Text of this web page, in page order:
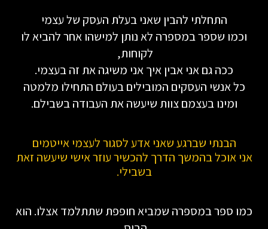
התחלתי להבין שאני בעלת העסק של עצמי
וכמו שספר במספרה לא נותן למישהו אחר להביא לו
לקוחות,
ככה גם אני אבין איך אני משיגה את זה בעצמי.
כל אנשי העסקים המובילים בעולם התחילו מלמטה
ומינו בעצמם צוות שיעשה את העבודה בשבילם.
הבנתי שברגע שאני אדע לסגור לעצמי אייטמים
אני אוכל בהמשך הדרך להכשיר עוזר אישי שיעשה זאת
בשבילי.
כמו ספר במספרה שמביא חופפת שתתלמד אצלו. הוא